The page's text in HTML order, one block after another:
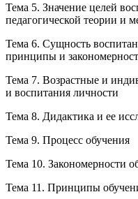
Тема 5. Значение целей
педагогической теории и
Тема 6. Сущность
принципы и
Тема 7. Возрастные и
и воспитания личности
Тема 8. Дидактика и ее
Тема 9. Процесс обучения
Тема 10. Закономерности
Тема 11. Принципы